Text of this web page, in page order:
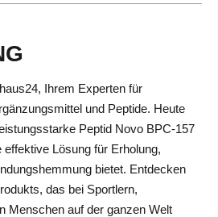
Ihrem Experten für
und Peptide. Heute
Peptid Novo BPC-157
Lösung für Erholung,
bietet. Entdecken
das bei Sportlern,
Menschen auf der ganzen Welt